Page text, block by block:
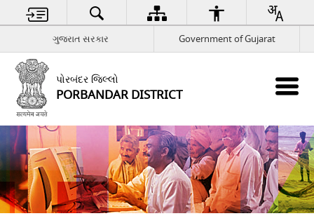
ગુજરાત સરકાર Government of Gujarat
પોરબંદર જિલ્લો
PORBANDAR DISTRICT